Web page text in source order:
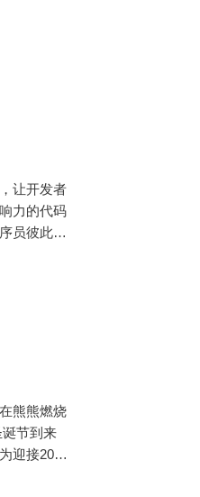
让开发者
力的代码
员彼此互
熊熊燃烧
节到来
迎接2017